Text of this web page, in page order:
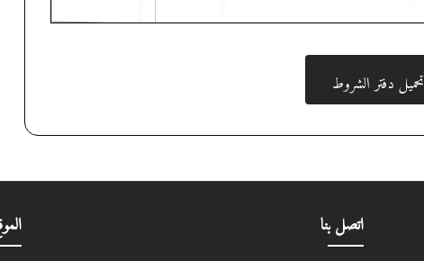
تحميل دفتر الشروط
اتصل بنا